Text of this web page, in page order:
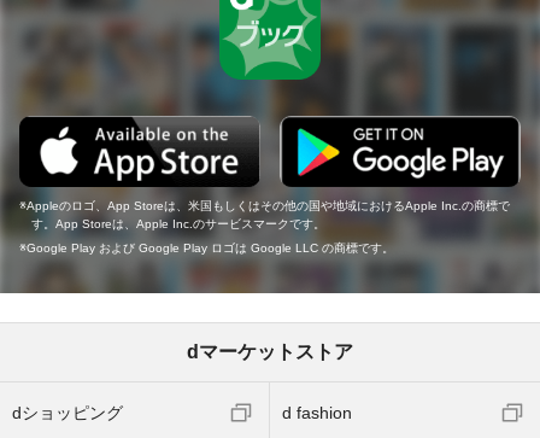
Appleのロゴ、App Storeは、米国もしくはその他の国や地域におけるApple Inc.の商標で
す。App Storeは、Apple Inc.のサービスマークです。
Google Play および Google Play ロゴは Google LLC の商標です。
dマーケットストア
dショッピング d fashion